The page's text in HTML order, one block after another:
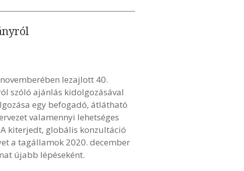
lezajlott 40.
szóló ajánlás kidolgozásával
egy befogadó, átlátható
valamennyi lehetséges
kiterjedt, globális konzultáció
a tagállamok 2020. december
újabb lépéseként.